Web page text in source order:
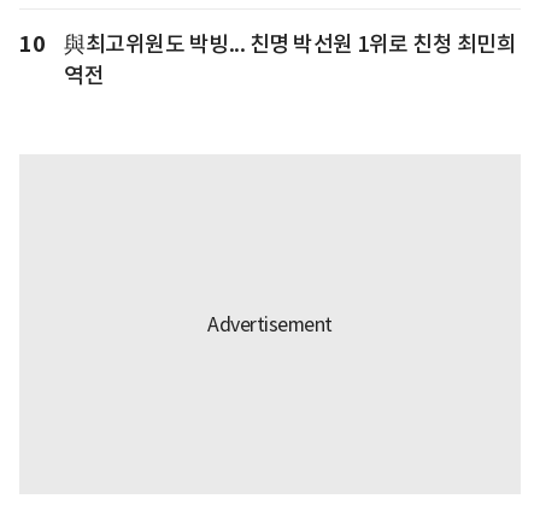
10
與최고위원도 박빙... 친명 박선원 1위로 친청 최민희
역전